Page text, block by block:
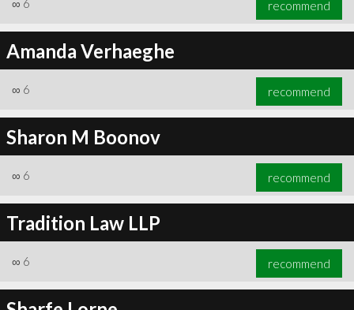
∞ 6 recommend
Amanda Verhaeghe
∞ 6 recommend
Sharon M Boonov
∞ 6 recommend
Tradition Law LLP
∞ 6 recommend